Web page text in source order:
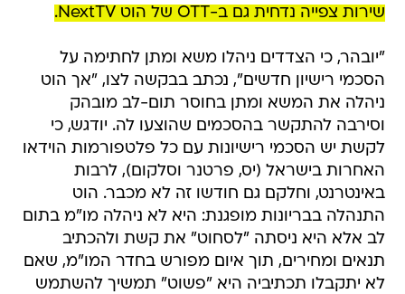
שירות צפייה נדחית גם ב-OTT של הוט NextTV.
"יובהר, כי הצדדים ניהלו משא ומתן לחתימה על
הסכמי רישיון חדשים", נכתב בבקשה לצו, "אך הוט
ניהלה את המשא ומתן בחוסר תום-לב מובהק
וסירבה להתקשר בהסכמים שהוצעו לה. יודגש, כי
לקשת יש הסכמי רישיונות עם כל פלטפורמות הוידאו
האחרות בישראל (יס, פרטנר וסלקום), לרבות
באינטרנט, וחלקם גם חודשו זה לא מכבר. הוט
התנהלה בבריונות מופגנת: היא לא ניהלה מו"מ בתום
לב אלא היא ניסתה "לסחוט" את קשת ולהכתיב
תנאים ומחירים, תוך איום מפורש בחדר המו"מ, שאם
לא יתקבלו תכתיביה היא "פשוט" תמשיך להשתמש